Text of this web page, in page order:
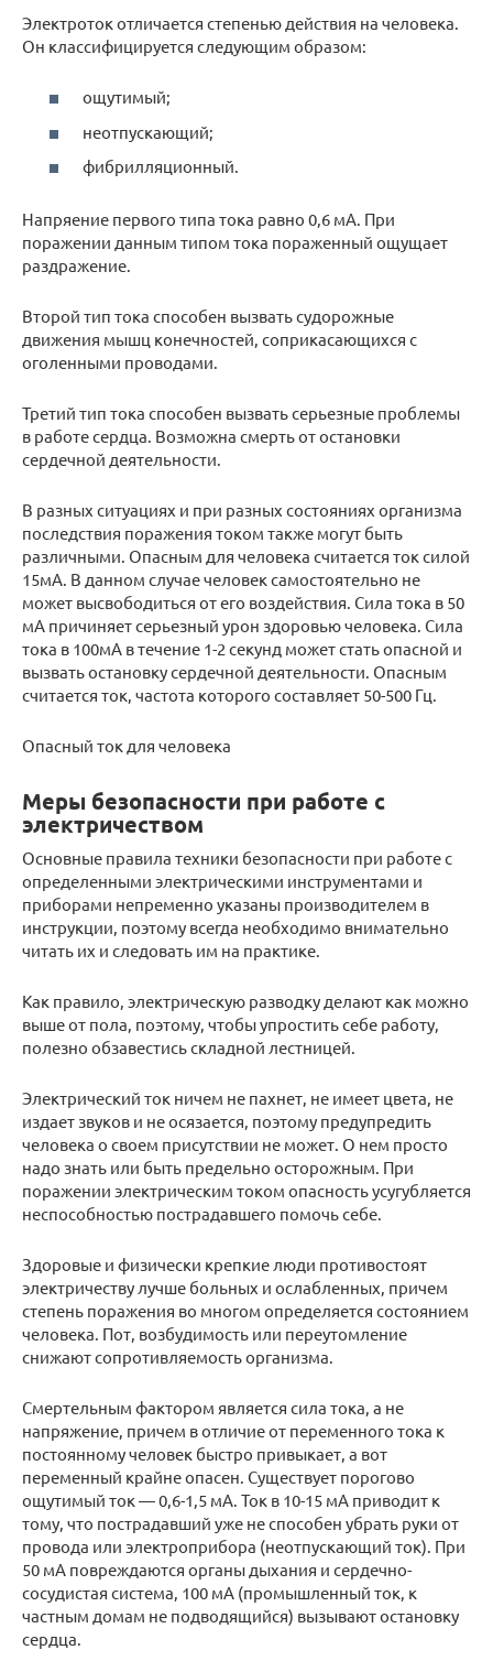
Электроток отличается степенью действия на человека.
Он классифицируется следующим образом:
ощутимый;
неотпускающий;
фибрилляционный.
Напряение первого типа тока равно 0,6 мА. При
поражении данным типом тока пораженный ощущает
раздражение.
Второй тип тока способен вызвать судорожные
движения мышц конечностей, соприкасающихся с
оголенными проводами.
Третий тип тока способен вызвать серьезные проблемы
в работе сердца. Возможна смерть от остановки
сердечной деятельности.
В разных ситуациях и при разных состояниях организма
последствия поражения током также могут быть
различными. Опасным для человека считается ток силой
15мА. В данном случае человек самостоятельно не
может высвободиться от его воздействия. Сила тока в 50
мА причиняет серьезный урон здоровью человека. Сила
тока в 100мА в течение 1-2 секунд может стать опасной и
вызвать остановку сердечной деятельности. Опасным
считается ток, частота которого составляет 50-500 Гц.
Опасный ток для человека
Меры безопасности при работе с
электричеством
Основные правила техники безопасности при работе с
определенными электрическими инструментами и
приборами непременно указаны производителем в
инструкции, поэтому всегда необходимо внимательно
читать их и следовать им на практике.
Как правило, электрическую разводку делают как можно
выше от пола, поэтому, чтобы упростить себе работу,
полезно обзавестись складной лестницей.
Электрический ток ничем не пахнет, не имеет цвета, не
издает звуков и не осязается, поэтому предупредить
человека о своем присутствии не может. О нем просто
надо знать или быть предельно осторожным. При
поражении электрическим током опасность усугубляется
неспособностью пострадавшего помочь себе.
Здоровые и физически крепкие люди противостоят
электричеству лучше больных и ослабленных, причем
степень поражения во многом определяется состоянием
человека. Пот, возбудимость или переутомление
снижают сопротивляемость организма.
Смертельным фактором является сила тока, а не
напряжение, причем в отличие от переменного тока к
постоянному человек быстро привыкает, а вот
переменный крайне опасен. Существует порогово
ощутимый ток — 0,6-1,5 мА. Ток в 10-15 мА приводит к
тому, что пострадавший уже не способен убрать руки от
провода или электроприбора (неотпускающий ток). При
50 мА повреждаются органы дыхания и сердечно-
сосудистая система, 100 мА (промышленный ток, к
частным домам не подводящийся) вызывают остановку
сердца.